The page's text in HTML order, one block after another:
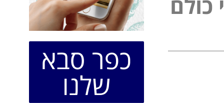
י נ י
כפר סבא
שלנו